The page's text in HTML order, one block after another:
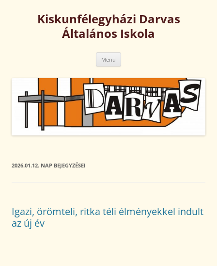
tartalombaKiskunfélegyházi Darvas
Általános Iskola
Menü
2026.01.12. NAP BEJEGYZÉSEI
Igazi, örömteli, ritka téli élményekkel indult
az új év